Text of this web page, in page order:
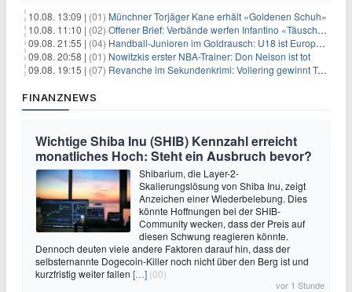
10.08. 13:09 | (01) Münchner Torjäger Kane erhält «Goldenen Schuh»
10.08. 11:10 | (02) Offener Brief: Verbände werfen Infantino «Täuschung» vor
09.08. 21:55 | (04) Handball-Junioren im Goldrausch: U18 ist Europameister
09.08. 20:58 | (01) Nowitzkis erster NBA-Trainer: Don Nelson ist tot
09.08. 19:15 | (07) Revanche im Sekundenkrimi: Vollering gewinnt Tour
FINANZNEWS
Wichtige Shiba Inu (SHIB) Kennzahl erreicht
monatliches Hoch: Steht ein Ausbruch bevor?
Shibarium, die Layer-2-
Skalierungslösung von Shiba Inu, zeigt
Anzeichen einer Wiederbelebung. Dies
könnte Hoffnungen bei der SHIB-
Community wecken, dass der Preis auf
diesen Schwung reagieren könnte.
Dennoch deuten viele andere Faktoren darauf hin, dass der
selbsternannte Dogecoin-Killer noch nicht über den Berg ist und
kurzfristig weiter fallen […] (00)
vor 1 Stunde